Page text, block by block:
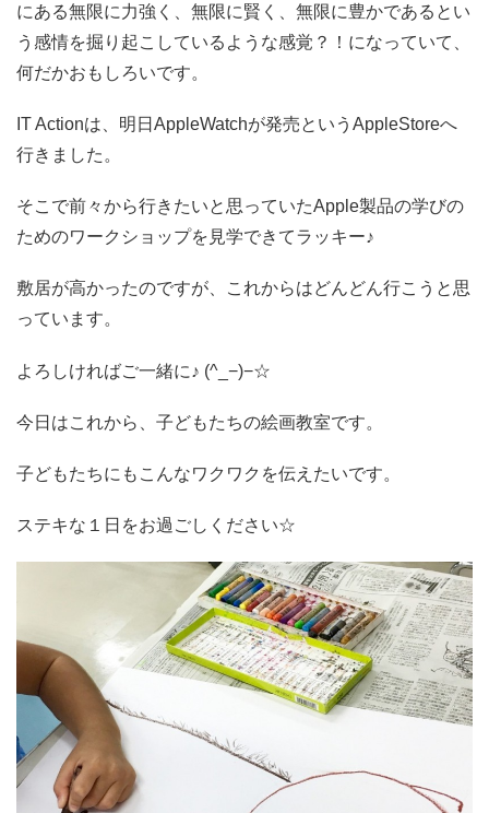
にある無限に力強く、無限に賢く、無限に豊かであるとい
う感情を掘り起こしているような感覚？！になっていて、
何だかおもしろいです。
IT Actionは、明日AppleWatchが発売というAppleStoreへ
行きました。
そこで前々から行きたいと思っていたApple製品の学びの
ためのワークショップを見学できてラッキー♪
敷居が高かったのですが、これからはどんどん行こうと思
っています。
よろしければご一緒に♪ (^_−)−☆
今日はこれから、子どもたちの絵画教室です。
子どもたちにもこんなワクワクを伝えたいです。
ステキな１日をお過ごしください☆